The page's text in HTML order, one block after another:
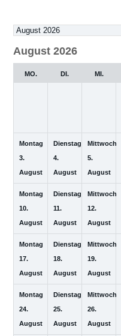
Auswahl
Monats
August 2026
MO. DI. MI.
Montag
3.
August
Dienstag
4.
August
Mittwoch
5.
August
Montag
10.
August
Dienstag
11.
August
Mittwoch
12.
August
Montag
17.
August
Dienstag
18.
August
Mittwoch
19.
August
Montag
24.
August
Dienstag
25.
August
Mittwoch
26.
August